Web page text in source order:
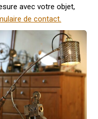
avec votre objet,
de contact.